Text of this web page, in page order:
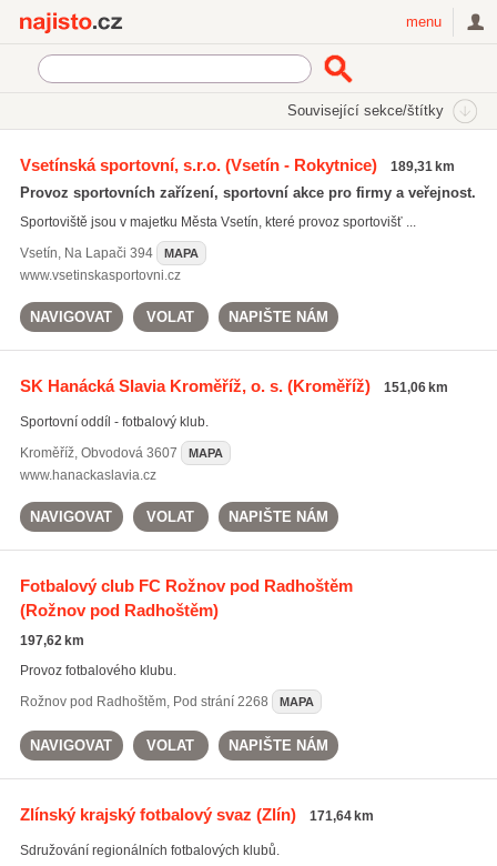
menu
Související sekce/štítky
fotbalová hřiště(487)
fotbalové kempy (433)
Vsetínská sportovní, s.r.o.(Vsetín - Rokytnice) 189,31 km
Provoz sportovních zařízení, sportovní akce pro firmy a veřejnost.
Sportoviště jsou v majetku Města Vsetín, které provoz sportovišť ...
Vsetín, Na Lapači 394 MAPA
www.vsetinskasportovni.cz
NAVIGOVAT VOLAT NAPIŠTE NÁM
SK Hanácká Slavia Kroměříž, o. s.(Kroměříž) 151,06 km
Sportovní oddíl - fotbalový klub.
Kroměříž, Obvodová 3607 MAPA
www.hanackaslavia.cz
NAVIGOVAT VOLAT NAPIŠTE NÁM
Fotbalový club FC Rožnov pod Radhoštěm
(Rožnov pod Radhoštěm)
197,62 km
Provoz fotbalového klubu.
Rožnov pod Radhoštěm, Pod strání 2268 MAPA
NAVIGOVAT VOLAT NAPIŠTE NÁM
Zlínský krajský fotbalový svaz (Zlín) 171,64 km
Sdružování regionálních fotbalových klubů.